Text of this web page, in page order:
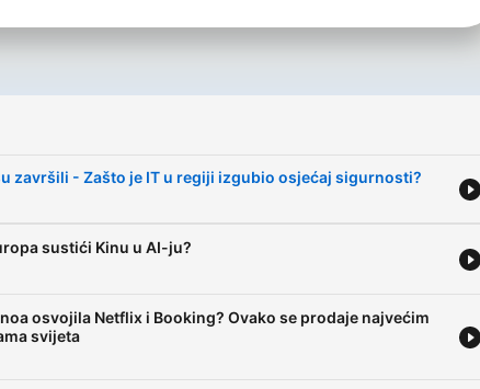
završili - Zašto je IT u regiji izgubio osjećaj sigurnosti?
sustići Kinu u AI-ju?
osvojila Netflix i Booking? Ovako se prodaje najvećim
svijeta